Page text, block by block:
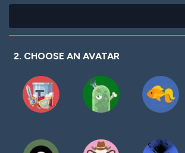
2. CHOOSE AN AVATAR